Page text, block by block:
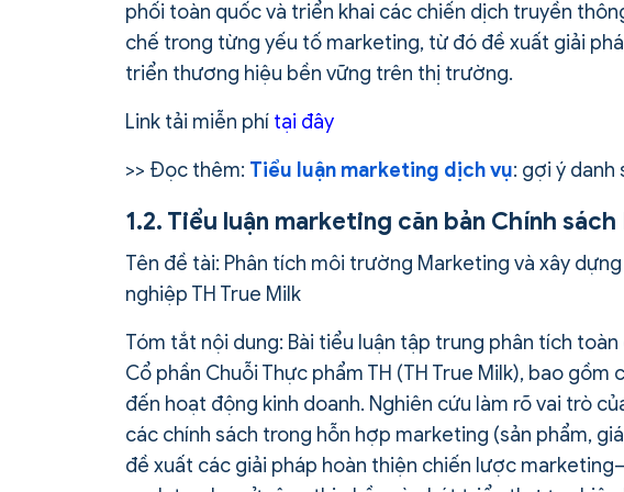
phối toàn quốc và triển khai các chiến dịch truyền
chế trong từng yếu tố marketing, từ đó đề xuất giải
triển thương hiệu bền vững trên thị trường.
Link tải miễn phí tại đây
>> Đọc thêm: Tiểu luận marketing dịch vụ: gợi ý danh
1.2. Tiểu luận marketing căn bản Chính
Tên đề tài: Phân tích môi trường Marketing và xây
nghiệp TH True Milk
Tóm tắt nội dung: Bài tiểu luận tập trung phân tích
Cổ phần Chuỗi Thực phẩm TH (TH True Milk), bao
đến hoạt động kinh doanh. Nghiên cứu làm rõ vai trò
các chính sách trong hỗn hợp marketing (sản phẩm,
đề xuất các giải pháp hoàn thiện chiến lược